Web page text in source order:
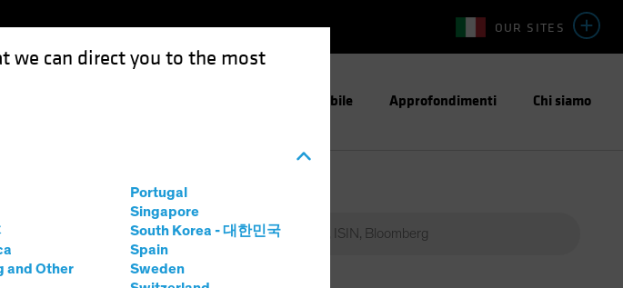
we can direct you to the most
and Other
Portugal
Singapore
South Korea - 대한민국
Spain
Sweden
OUR SITES
Investimento Responsabile Approfondimenti Chi siamo